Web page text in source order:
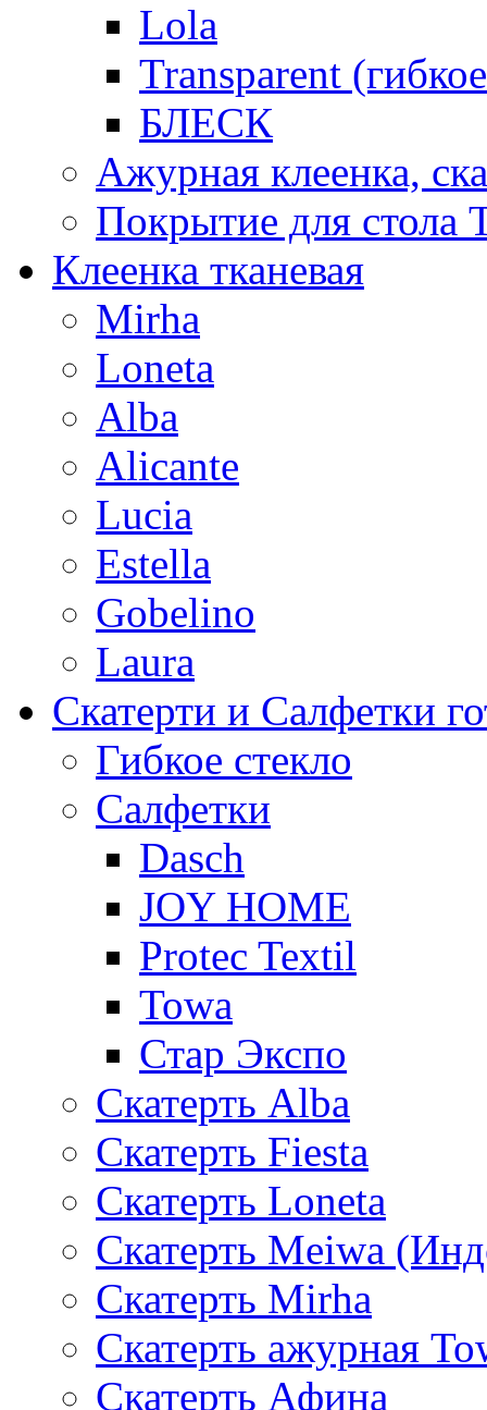
Lola
Transparent
БЛЕСК
Ажурная клеенка,
Покрытие для стола
Клеенка тканевая
Mirha
Loneta
Alba
Alicante
Lucia
Estella
Gobelino
Laura
Скатерти и Салфетки
Гибкое стекло
Салфетки
Dasch
JOY HOME
Protec Textil
Towa
Стар Экспо
Скатерть Alba
Скатерть Fiesta
Скатерть Loneta
Скатерть Meiwa
Скатерть Mirha
Скатерть ажурная
Скатерть Афина